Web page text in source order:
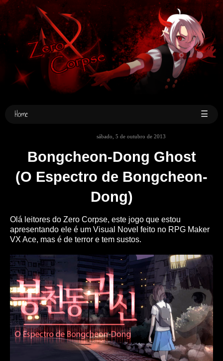
Home ☰
sábado, 5 de outubro de 2013
Bongcheon-Dong Ghost
(O Espectro de Bongcheon-
Dong)
Olá leitores do Zero Corpse, este jogo que estou
apresentando ele é um Visual Novel feito no RPG Maker
VX Ace, mas é de terror e tem sustos.